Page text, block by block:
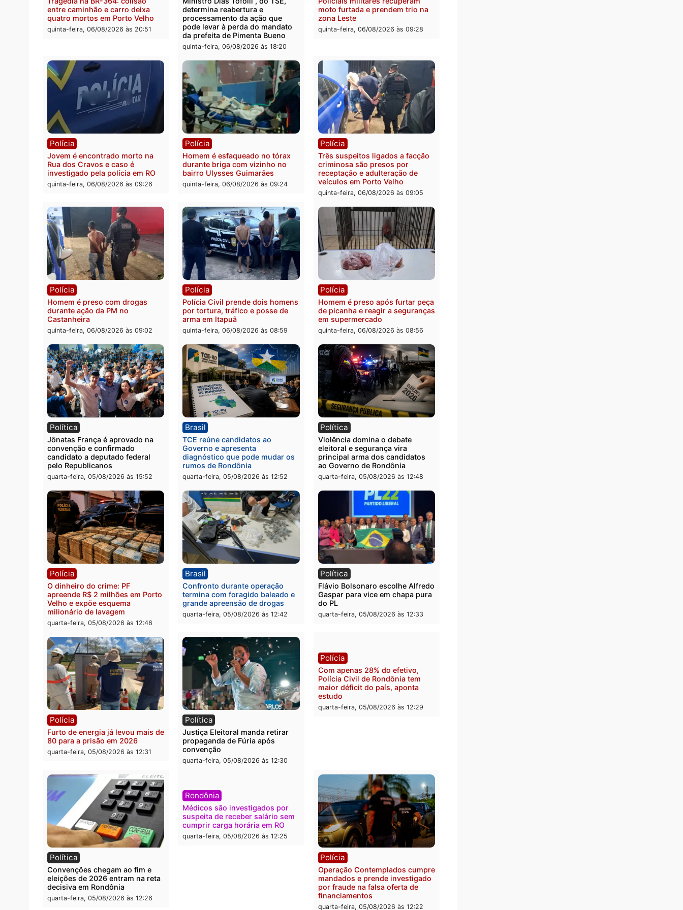
Polícia
Tragédia na BR-364: colisão
entre caminhão e carro deixa
quatro mortos em Porto Velho
quinta-feira, 06/08/2026 às 20:51
Política
Ministro Dias Tofolli , do TSE,
determina reabertura e
processamento da ação que
pode levar à perda do mandato
da prefeita de Pimenta Bueno
quinta-feira, 06/08/2026 às 18:20
Polícia
Policiais militares recuperam
moto furtada e prendem trio na
zona Leste
quinta-feira, 06/08/2026 às 09:28
Polícia
Jovem é encontrado morto na
Rua dos Cravos e caso é
investigado pela polícia em RO
quinta-feira, 06/08/2026 às 09:26
Polícia
Homem é esfaqueado no tórax
durante briga com vizinho no
bairro Ulysses Guimarães
quinta-feira, 06/08/2026 às 09:24
Polícia
Três suspeitos ligados a facção
veículos em Porto Velho
quinta-feira, 06/08/2026 às 09:05
Polícia
Homem é preso com drogas
durante ação da PM no
Castanheira
quinta-feira, 06/08/2026 às 09:02
Polícia
Polícia Civil prende dois homens
por tortura, tráfico e posse de
arma em Itapuã
quinta-feira, 06/08/2026 às 08:59
Homem é preso após furtar peça
de picanha e reagir a seguranças
em supermercado
quinta-feira, 06/08/2026 às 08:56
Política
Jônatas França é aprovado na
convenção e confirmado
candidato a deputado federal
pelo Republicanos
Brasil
TCE reúne candidatos ao
Governo e apresenta
diagnóstico que pode mudar os
rumos de Rondônia
Violência domina o debate
eleitoral e segurança vira
ao Governo de Rondônia
Polícia
O dinheiro do crime: PF
milionário de lavagem
quarta-feira, 05/08/2026 às 12:46
Brasil
Confronto durante operação
termina com foragido baleado e
quarta-feira, 05/08/2026 às 12:33
Polícia
Polícia
Com apenas 28% do efetivo,
maior déficit do país, aponta
estudo
quarta-feira, 05/08/2026 às 12:29